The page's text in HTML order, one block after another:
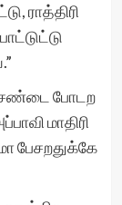
ராத்திரி
சண்டை போடற
மாதிரி
பேசறதுக்கே